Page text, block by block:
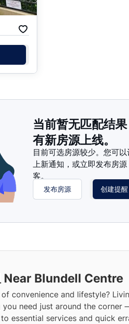
当前暂无匹配结
有新房源上线。
目前可选房源较少。您可
上新通知，或立即发布房
客。
发布房源 创建提醒
Near Blundell Centre
convenience and lifestyle?
you need just around the corner
essential services and quick